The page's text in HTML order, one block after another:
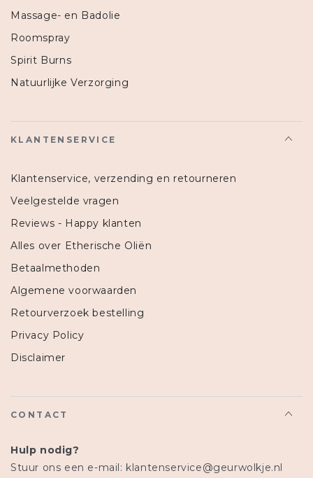
Massage- en Badolie
Roomspray
Spirit Burns
Natuurlijke Verzorging
KLANTENSERVICE
Klantenservice, verzending en retourneren
Veelgestelde vragen
Reviews - Happy klanten
Alles over Etherische Oliën
Betaalmethoden
Algemene voorwaarden
Retourverzoek bestelling
Privacy Policy
Disclaimer
CONTACT
Hulp nodig?
Stuur ons een e-mail: klantenservice@geurwolkje.nl